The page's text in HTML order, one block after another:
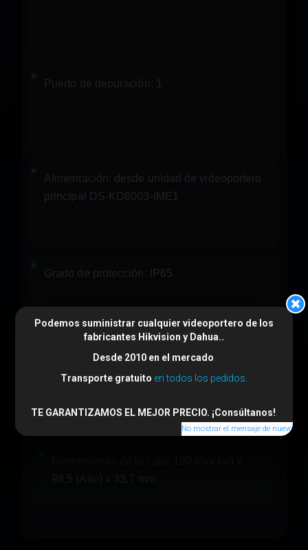
Puerto de depuración:
Alimentación: desde unidad de videoportero
principal DS-KD8003-IME1
Grado de protección: IP65
Material y Dimensiones
Material:Acero inoxidable
Podemos suministrar cualquier videoportero de los
fabricantes Hikvision y Dahua..
Desde 2010 en el mercado
Transporte gratuito en todos los pedidos.
TE GARANTIZAMOS EL MEJOR PRECIO. ¡Consúltanos!
No mostrar el mensaje de nuevo